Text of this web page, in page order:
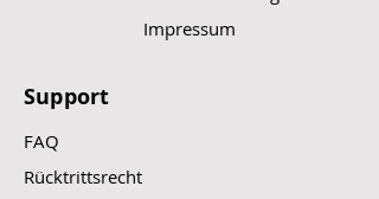
Impressum
Support
FAQ
Rücktrittsrecht